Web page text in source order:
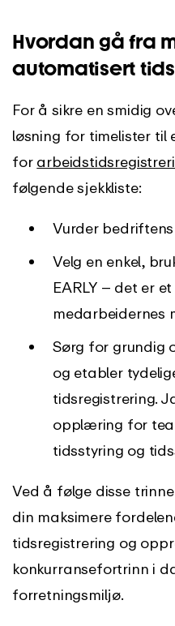
Hvordan gå fra
automatisert
For å sikre en smidig
løsning for timelister til
for
følgende sjekkliste:
Vurder
Velg en enkel,
EARLY – det er
medarbeidernes
Sørg for grundig
og etabler
tidsregistrering.
opplæring for
tidsstyring og
Ved å følge disse
din maksimere
tidsregistrering og
konkurransefortrinn i
forretningsmiljø.